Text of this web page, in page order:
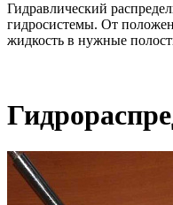
Гидравлический
гидросистемы. От
жидкость в нужные